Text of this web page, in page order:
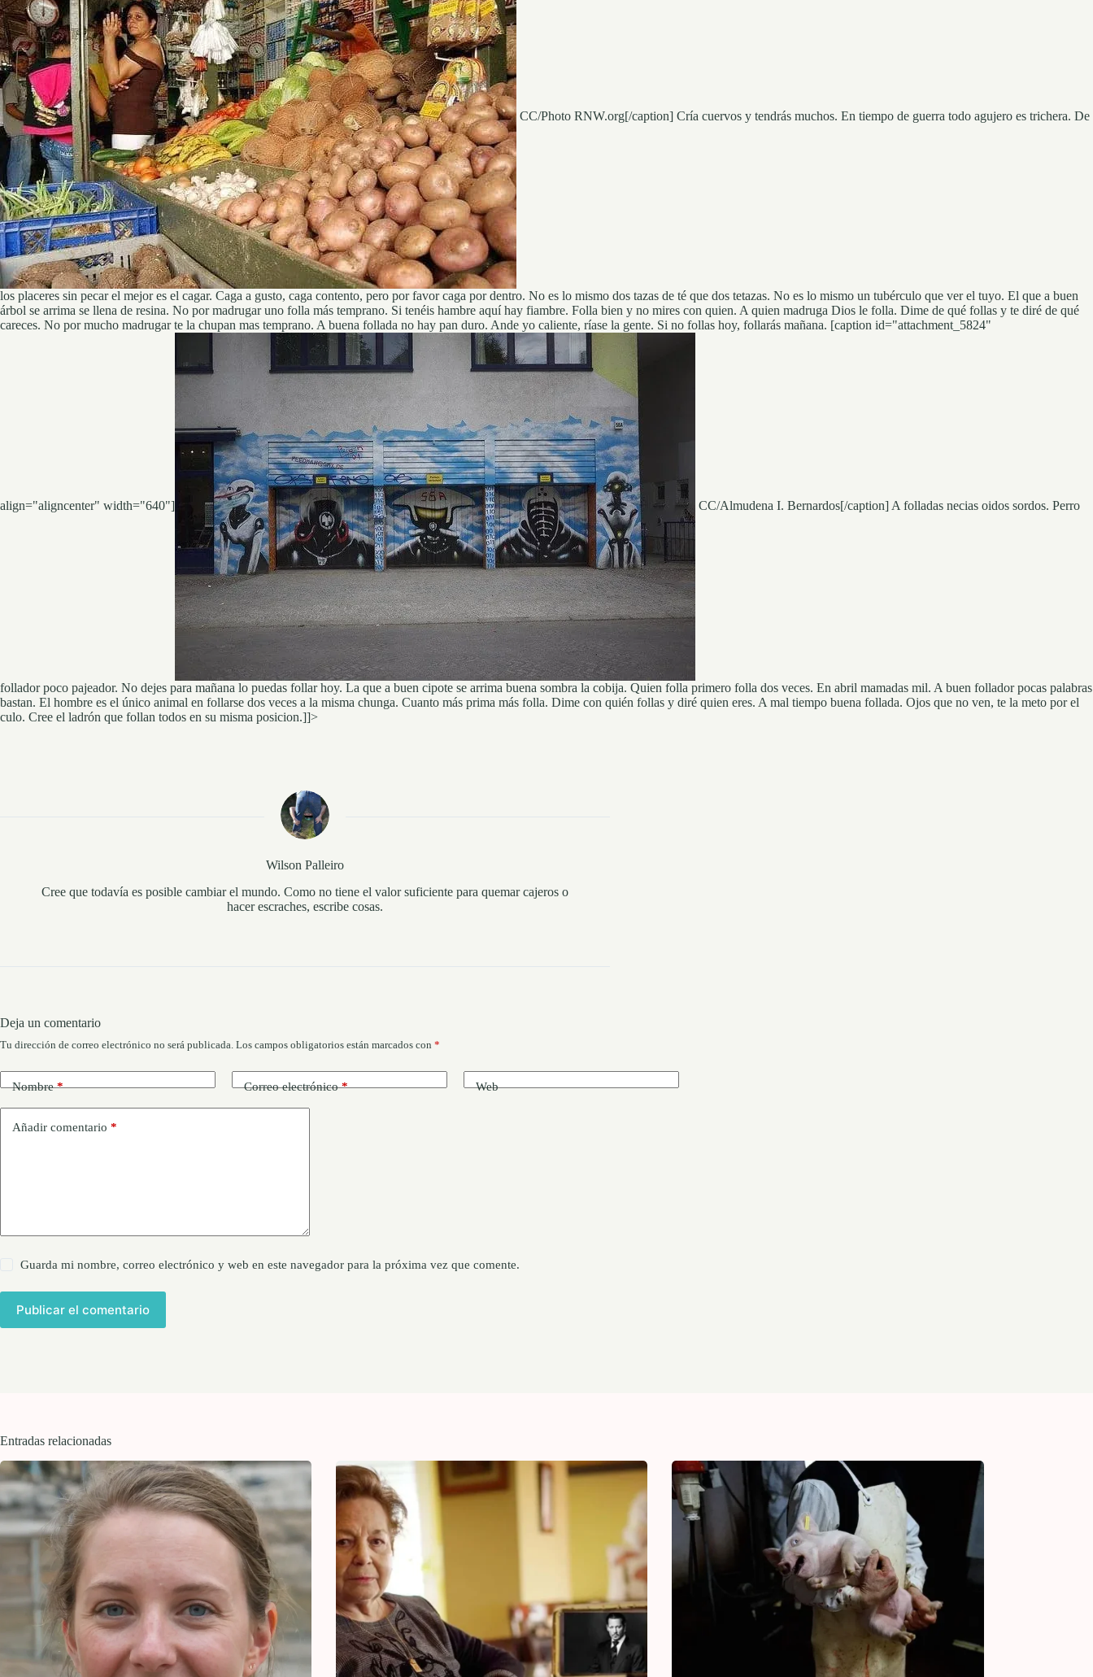
CC/Photo RNW.org[/caption] Cría cuervos y tendrás muchos. En tiempo de guerra todo agujero es trichera. De
los placeres sin pecar el mejor es el cagar. Caga a gusto, caga contento, pero por favor caga por dentro. No es lo mismo dos tazas de té que dos tetazas. No es lo mismo un tubérculo que ver el tuyo. El que a buen
árbol se arrima se llena de resina. No por madrugar uno folla más temprano. Si tenéis hambre aquí hay fiambre. Folla bien y no mires con quien. A quien madruga Dios le folla. Dime de qué follas y te diré de qué
careces. No por mucho madrugar te la chupan mas temprano. A buena follada no hay pan duro. Ande yo caliente, ríase la gente. Si no follas hoy, follarás mañana. [caption id="attachment_5824"
align="aligncenter" width="640"] CC/Almudena I. Bernardos[/caption] A folladas necias oidos sordos. Perro
follador poco pajeador. No dejes para mañana lo puedas follar hoy. La que a buen cipote se arrima buena sombra la cobija. Quien folla primero folla dos veces. En abril mamadas mil. A buen follador pocas palabras
bastan. El hombre es el único animal en follarse dos veces a la misma chunga. Cuanto más prima más folla. Dime con quién follas y diré quien eres. A mal tiempo buena follada. Ojos que no ven, te la meto por el
culo. Cree el ladrón que follan todos en su misma posicion.]]>
Wilson Palleiro
Cree que todavía es posible cambiar el mundo. Como no tiene el valor suficiente para quemar cajeros o
hacer escraches, escribe cosas.
Deja un comentario
Tu dirección de correo electrónico no será publicada. Los campos obligatorios están marcados con *
Nombre* Correo electrónico* Web
Añadir comentario *
Guarda mi nombre, correo electrónico y web en este navegador para la próxima vez que comente.
Publicar el comentario
Entradas relacionadas